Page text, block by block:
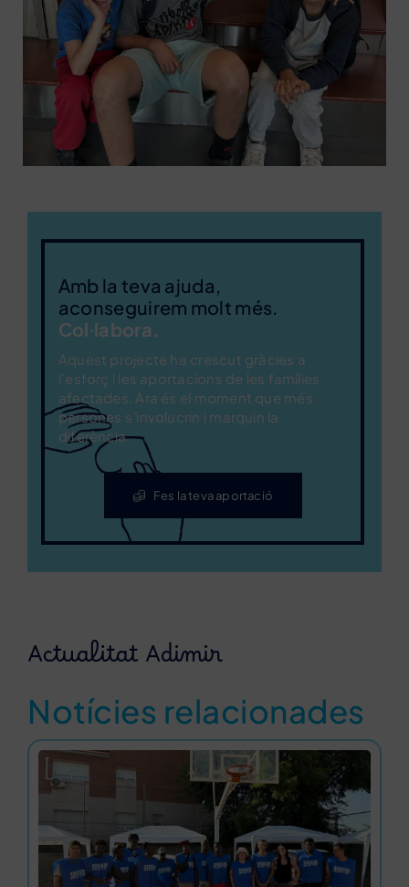
Amb la teva ajuda,
aconseguirem molt més.
Col·labora.
Aquest projecte ha crescut gràcies a
l’esforç i les aportacions de les famílies
afectades. Ara és el moment que més
persones s’involucrin i marquin la
diferència.
Fes la teva aportació
Actualitat Adimir
Notícies relacionades